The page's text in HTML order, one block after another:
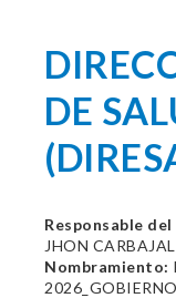
DE
Responsable
JHON
Nombramiento: